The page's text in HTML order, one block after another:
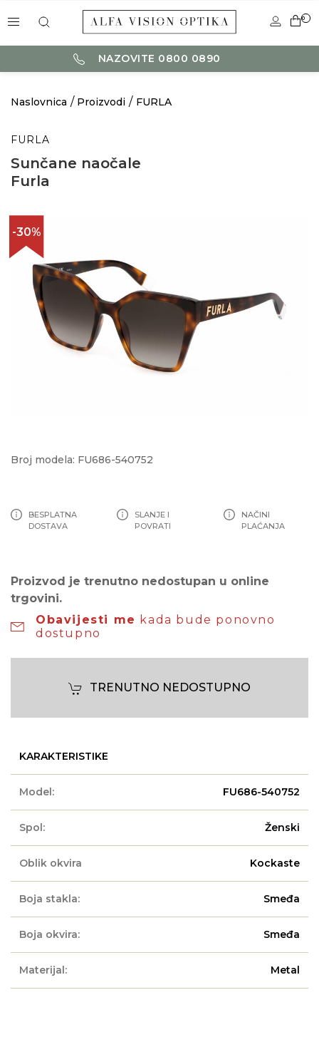
0
NAZOVITE 0800 0890
Naslovnica Proizvodi FURLA
FURLA
Sunčane naočale
Furla
-30%
Broj modela: FU686-540752
BESPLATNA
DOSTAVA
SLANJE I
POVRATI
NAČINI
PLAĆANJA
Proizvod je trenutno nedostupan u online
trgovini.
Obavijesti me kada bude ponovno
dostupno
TRENUTNO NEDOSTUPNO
KARAKTERISTIKE
Model: FU686-540752
Spol: Ženski
Oblik okvira Kockaste
Boja stakla: Smeđa
Boja okvira: Smeđa
Materijal: Metal